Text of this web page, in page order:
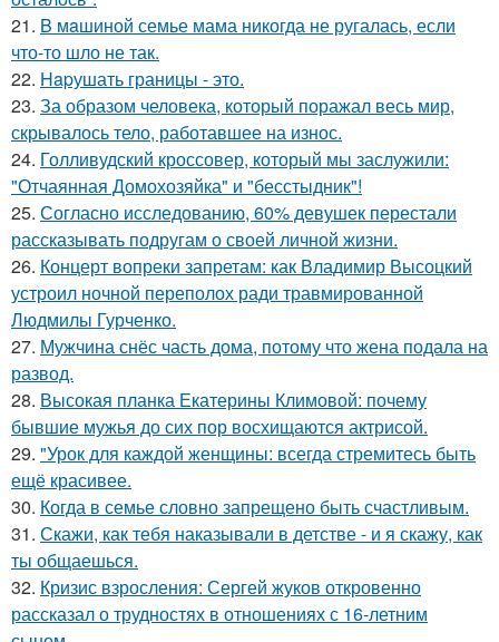
21. B мaшиной семье мама никогда не ругалась, если
что-то шло не так.
22. Hapушать границы - это.
23. За образом человека, который поражал весь мир,
скрывалось тело, работавшее на износ.
24. Голливудский кроссовер, который мы заслужили:
"Отчаянная Домохозяйка" и "бесстыдник"!
25. Согласно исследованию, 60% девушек перестали
рассказывать подругам о своей личной жизни.
26. Концерт вопреки запретам: как Владимир Высоцкий
устроил ночной переполох ради травмированной
Людмилы Гурченко.
27. Мужчина снёс часть дома, потому что жена подала на
развод.
28. Высокая планка Екатерины Климовой: почему
бывшие мужья до сих пор восхищаются актрисой.
29. "Урок для каждой женщины: всегда стремитесь быть
ещё красивее.
30. Когда в семье словно запрещено быть счастливым.
31. Скажи, как тебя наказывали в детстве - и я скажу, как
ты общаешься.
32. Кризис взросления: Сергей жуков откровенно
рассказал о трудностях в отношениях с 16-летним